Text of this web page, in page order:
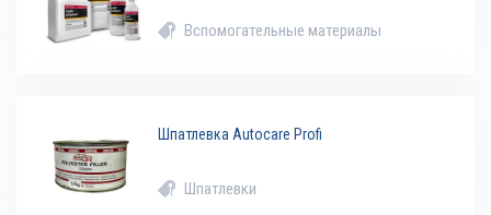
Вспомогательные материалы
Шпатлевка Autocare Profi
Шпатлевки